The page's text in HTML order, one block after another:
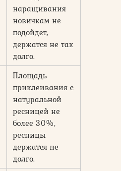
наращивания
новичкам не
подойдет,
держатся не так
долго.
Площадь
приклеивания с
натуральной
ресницей не
более 30%,
ресницы
держатся не
долго.